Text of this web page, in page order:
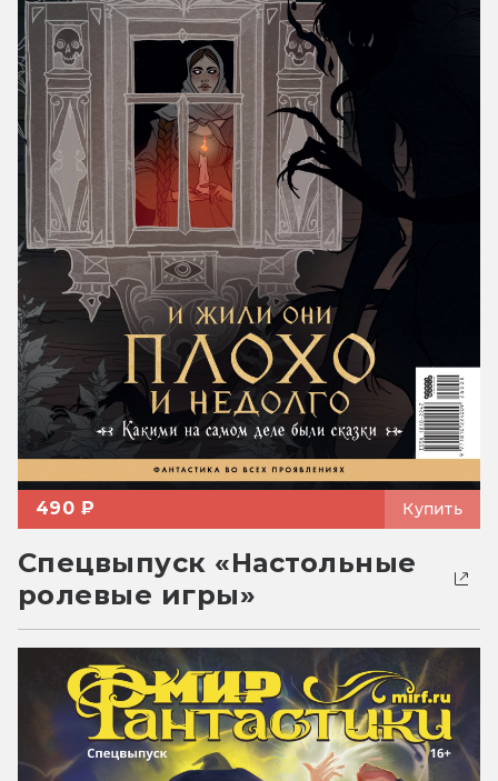
490 ₽ Купить
Спецвыпуск «Настольные
ролевые игры»